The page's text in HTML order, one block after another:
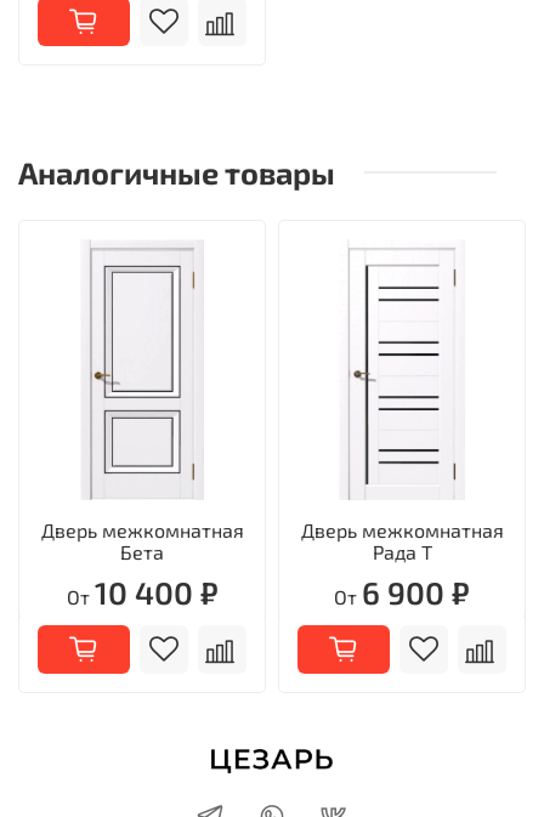
Аналогичные товары
Дверь межкомнатная
Бета
От 10 400 ₽
Дверь межкомнатная
Рада Т
От 6 900 ₽